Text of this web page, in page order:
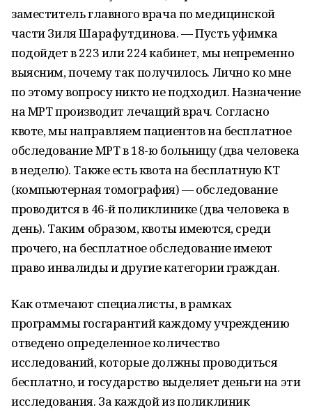
заместитель главного врача по медицинской
части Зиля Шарафутдинова. — Пусть уфимка
подойдет в 223 или 224 кабинет, мы непременно
выясним, почему так получилось. Лично ко мне
по этому вопросу никто не подходил. Назначение
на МРТ производит лечащий врач. Согласно
квоте, мы направляем пациентов на бесплатное
обследование МРТ в 18-ю больницу (два человека
в неделю). Также есть квота на бесплатную КТ
(компьютерная томография) — обследование
проводится в 46-й поликлинике (два человека в
день). Таким образом, квоты имеются, среди
прочего, на бесплатное обследование имеют
право инвалиды и другие категории граждан.
Как отмечают специалисты, в рамках
программы госгарантий каждому учреждению
отведено определенное количество
исследований, которые должны проводиться
бесплатно, и государство выделяет деньги на эти
исследования. За каждой из поликлиник